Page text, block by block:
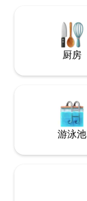
厨房
游泳池